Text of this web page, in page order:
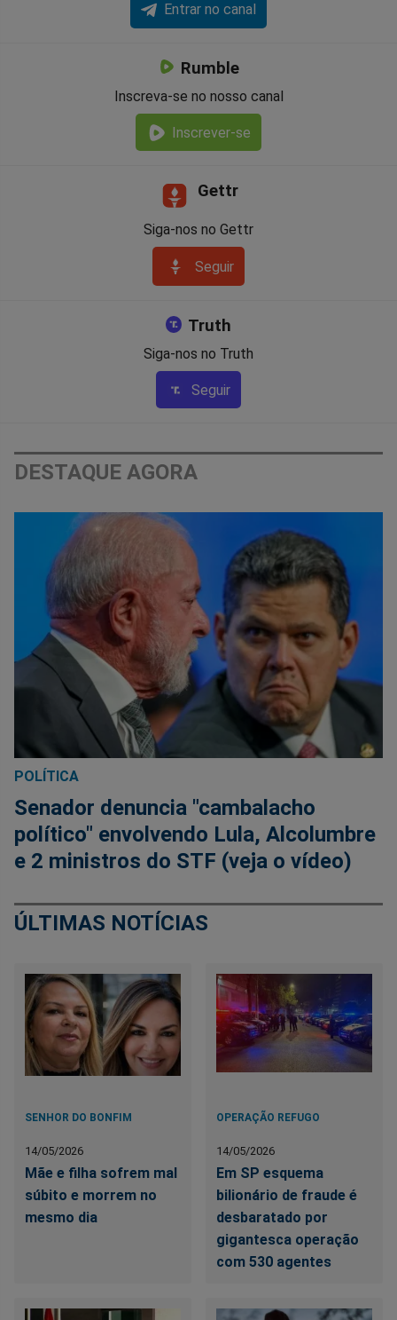
Entrar no canal
Rumble
Inscreva-se no nosso canal
Inscrever-se
Gettr
Siga-nos no Gettr
Seguir
Truth
Siga-nos no Truth
Seguir
DESTAQUE AGORA
POLÍTICA
Senador denuncia "cambalacho
político" envolvendo Lula, Alcolumbre
e 2 ministros do STF (veja o vídeo)
ÚLTIMAS NOTÍCIAS
SENHOR DO BONFIM
14/05/2026
Mãe e filha sofrem mal
súbito e morrem no
mesmo dia
OPERAÇÃO REFUGO
14/05/2026
Em SP esquema
bilionário de fraude é
desbaratado por
gigantesca operação
com 530 agentes